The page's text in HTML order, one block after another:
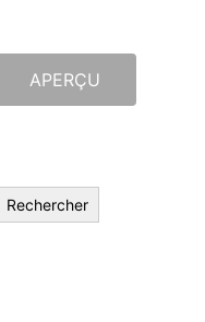
APERÇU
Rechercher